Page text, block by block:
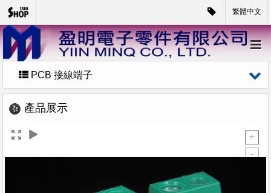
繁體中文
PCB 接線端子
產品展示